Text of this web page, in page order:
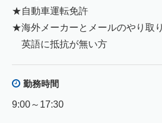
★自動車運転免許
★海外メーカーとメールのやり取
英語に抵抗が無い方
勤務時間
9:00～17:30